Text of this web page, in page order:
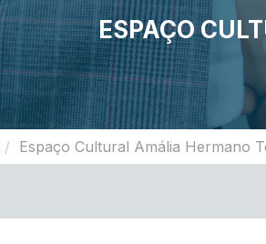
ESPAÇO
Espaço Cultural Amália Hermano